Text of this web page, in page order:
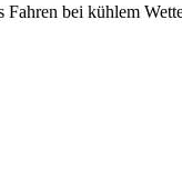
bei kühlem